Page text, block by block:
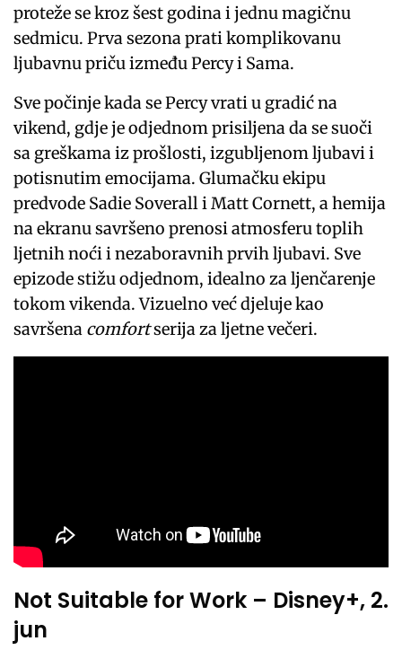
proteže se kroz šest godina i jednu magičnu
sedmicu. Prva sezona prati komplikovanu
ljubavnu priču između Percy i Sama.
Sve počinje kada se Percy vrati u gradić na
vikend, gdje je odjednom prisiljena da se suoči
sa greškama iz prošlosti, izgubljenom ljubavi i
potisnutim emocijama. Glumačku ekipu
predvode Sadie Soverall i Matt Cornett, a hemija
na ekranu savršeno prenosi atmosferu toplih
ljetnih noći i nezaboravnih prvih ljubavi. Sve
epizode stižu odjednom, idealno za ljenčarenje
tokom vikenda. Vizuelno već djeluje kao
savršena comfortserija za ljetne večeri.
Not Suitable for Work – Disney+, 2.
jun